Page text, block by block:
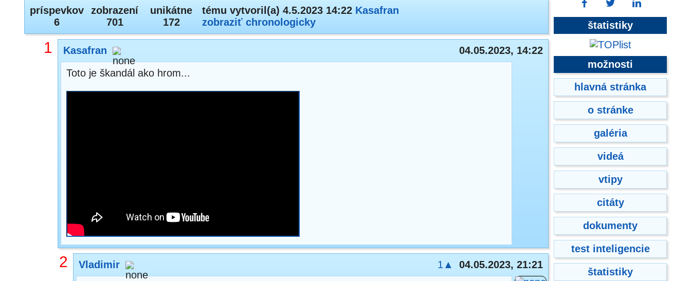
príspevkov
6
zobrazení
701
unikátne
172
tému vytvoril(a) 4.5.2023 14:22 Kasafran
zobraziť chronologicky
1 Kasafran
04.05.2023, 14:22
Toto je škandál ako hrom...
2 Vladimir 1▲
04.05.2023, 21:21
štatistiky
možnosti
hlavná stránka
o stránke
galéria
videá
vtipy
citáty
dokumenty
test inteligencie
štatistiky